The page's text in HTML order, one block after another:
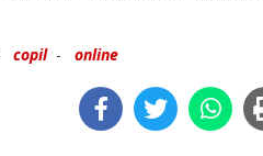
copil- online